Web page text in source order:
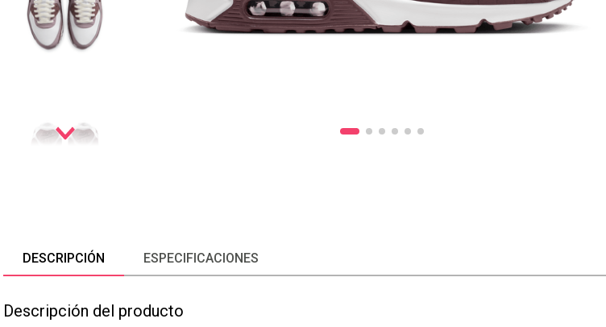
DESCRIPCIÓN ESPECIFICACIONES
Descripción del producto